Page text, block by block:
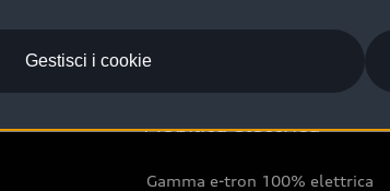
Mobilità elettrica
Gamma e-tron 100% elettrica
Gestisci i cookie